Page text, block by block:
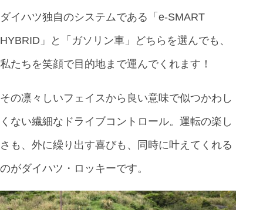
ダイハツ独自のシステムである「e-SMART
HYBRID」と「ガソリン車」どちらを選んでも、
私たちを笑顔で目的地まで運んでくれます！
その凛々しいフェイスから良い意味で似つかわし
くない繊細なドライブコントロール。運転の楽し
さも、外に繰り出す喜びも、同時に叶えてくれる
のがダイハツ・ロッキーです。